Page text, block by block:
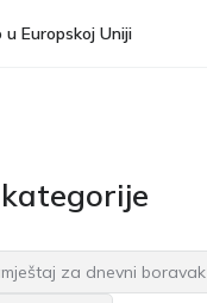
Europskoj Uniji
za dnevni boravak